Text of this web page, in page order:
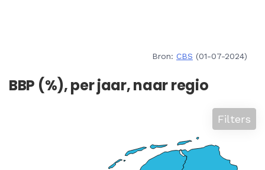
Bron: CBS (01-07-2024)
BBP (%), per jaar, naar regio
Filters